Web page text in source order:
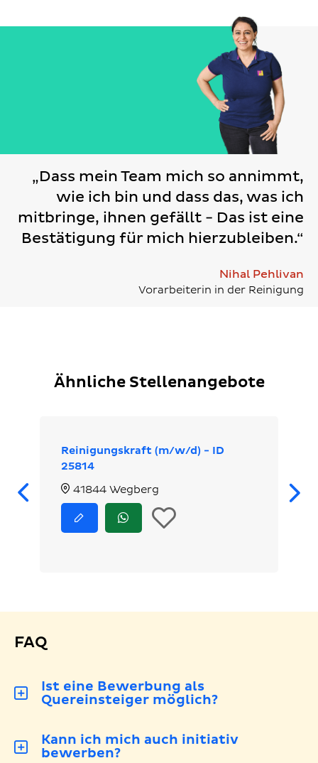
„Dass mein Team mich so annimmt,
wie ich bin und dass das, was ich
mitbringe, ihnen gefällt - Das ist eine
Bestätigung für mich hierzubleiben.“
Nihal Pehlivan
Vorarbeiterin in der Reinigung
Ähnliche Stellenangebote
Zurück
Reinigungskraft (m/w/d) - ID
25814
41844 Wegberg
bewerben
Jetzt
via
In
FAQ
Ist eine Bewerbung als
Quereinsteiger möglich?
Kann ich mich auch initiativ
bewerben?